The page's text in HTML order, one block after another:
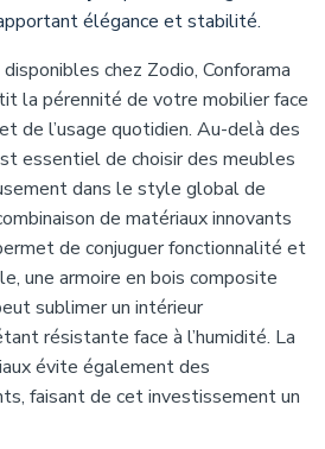
élégance et stabilité.
chez Zodio, Conforama
la pérennité de votre mobilier face
de l’usage quotidien. Au-delà des
essentiel de choisir des meubles
dans le style global de
de matériaux innovants
de conjuguer fonctionnalité et
une armoire en bois composite
sublimer un intérieur
résistante face à l’humidité. La
évite également des
faisant de cet investissement un